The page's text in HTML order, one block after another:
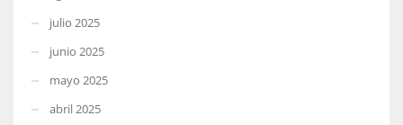
julio 2025
junio 2025
mayo 2025
abril 2025